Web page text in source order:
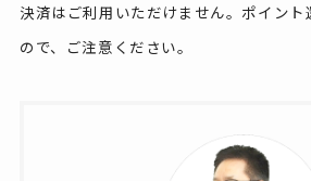
決済はご利用いただけません。ポイン
ので、ご注意ください。